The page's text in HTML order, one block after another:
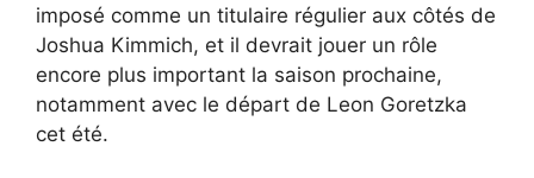
imposé comme un titulaire régulier aux côtés de
Joshua Kimmich, et il devrait jouer un rôle
encore plus important la saison prochaine,
notamment avec le départ de Leon Goretzka
cet été.